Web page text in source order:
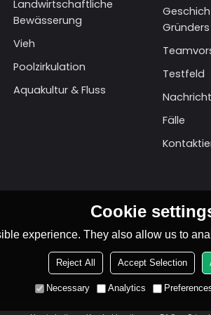
Landwirtschaftliche
Bewässerung
Vieh
Poolzirkulation
Aquakultur & Fluss
Gründers
Testfeld
Nachricht
Fälle
Cookie
experience. They also allow us to
Reject All Accept Selection
Necessary Analytics